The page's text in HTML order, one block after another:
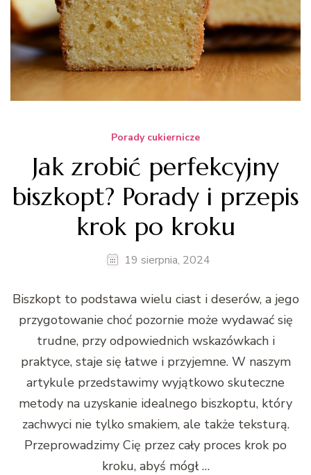
Porady cukiernicze
Jak zrobić perfekcyjny
biszkopt? Porady i przepis
krok po kroku
19 sierpnia, 2024
Biszkopt to podstawa wielu ciast i deserów, a jego
przygotowanie choć pozornie może wydawać się
trudne, przy odpowiednich wskazówkach i
praktyce, staje się łatwe i przyjemne. W naszym
artykule przedstawimy wyjątkowo skuteczne
metody na uzyskanie idealnego biszkoptu, który
zachwyci nie tylko smakiem, ale także teksturą.
Przeprowadzimy Cię przez cały proces krok po
kroku, abyś mógł …